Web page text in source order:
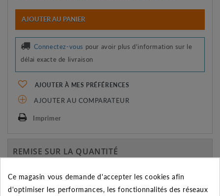
AJOUTER AU PANIER
Connectez-vous pour avoir plus d'information sur le
délai exacte de livraison
AJOUTER À MES PRÉFÉRENCES
AJOUTER AU COMPARATEUR
Imprimer
REMISE SUR LA QUANTITÉ
Quantité Vous économisez
Ce magasin vous demande d'accepter les cookies afin
d'optimiser les performances, les fonctionnalités des réseaux